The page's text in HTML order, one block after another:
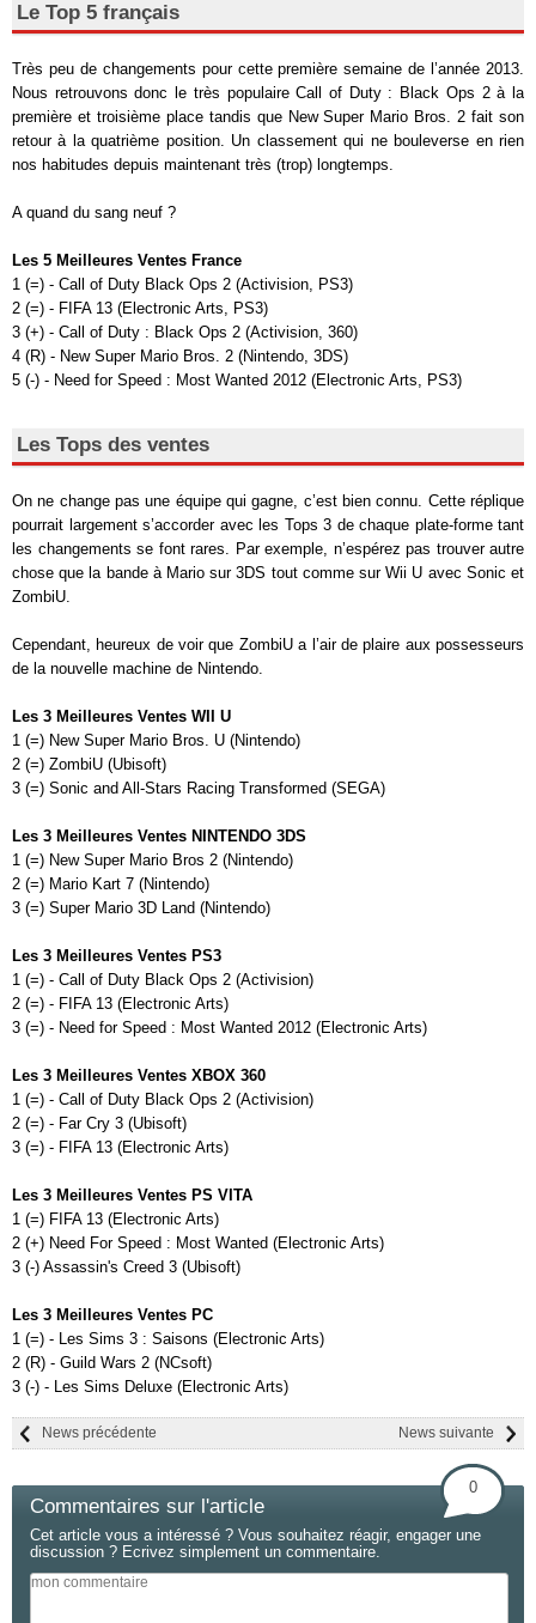
Le Top 5 français
Très peu de changements pour cette première semaine de l’année 2013.
Nous retrouvons donc le très populaire Call of Duty : Black Ops 2 à la
première et troisième place tandis que New Super Mario Bros. 2 fait son
retour à la quatrième position. Un classement qui ne bouleverse en rien
nos habitudes depuis maintenant très (trop) longtemps.
A quand du sang neuf ?
Les 5 Meilleures Ventes France
1 (=) - Call of Duty Black Ops 2 (Activision, PS3)
2 (=) - FIFA 13 (Electronic Arts, PS3)
3 (+) - Call of Duty : Black Ops 2 (Activision, 360)
4 (R) - New Super Mario Bros. 2 (Nintendo, 3DS)
5 (-) - Need for Speed : Most Wanted 2012 (Electronic Arts, PS3)
Les Tops des ventes
On ne change pas une équipe qui gagne, c’est bien connu. Cette réplique
pourrait largement s’accorder avec les Tops 3 de chaque plate-forme tant
les changements se font rares. Par exemple, n’espérez pas trouver autre
chose que la bande à Mario sur 3DS tout comme sur Wii U avec Sonic et
ZombiU.
Cependant, heureux de voir que ZombiU a l’air de plaire aux possesseurs
de la nouvelle machine de Nintendo.
Les 3 Meilleures Ventes WII U
1 (=) New Super Mario Bros. U (Nintendo)
2 (=) ZombiU (Ubisoft)
3 (=) Sonic and All-Stars Racing Transformed (SEGA)
Les 3 Meilleures Ventes NINTENDO 3DS
1 (=) New Super Mario Bros 2 (Nintendo)
2 (=) Mario Kart 7 (Nintendo)
3 (=) Super Mario 3D Land (Nintendo)
Les 3 Meilleures Ventes PS3
1 (=) - Call of Duty Black Ops 2 (Activision)
2 (=) - FIFA 13 (Electronic Arts)
3 (=) - Need for Speed : Most Wanted 2012 (Electronic Arts)
Les 3 Meilleures Ventes XBOX 360
1 (=) - Call of Duty Black Ops 2 (Activision)
2 (=) - Far Cry 3 (Ubisoft)
3 (=) - FIFA 13 (Electronic Arts)
Les 3 Meilleures Ventes PS VITA
1 (=) FIFA 13 (Electronic Arts)
2 (+) Need For Speed : Most Wanted (Electronic Arts)
3 (-) Assassin's Creed 3 (Ubisoft)
Les 3 Meilleures Ventes PC
1 (=) - Les Sims 3 : Saisons (Electronic Arts)
2 (R) - Guild Wars 2 (NCsoft)
3 (-) - Les Sims Deluxe (Electronic Arts)
News suivante
News précédente
Commentaires sur l'article
0
Cet article vous a intéressé ? Vous souhaitez réagir, engager une
discussion ? Ecrivez simplement un commentaire.